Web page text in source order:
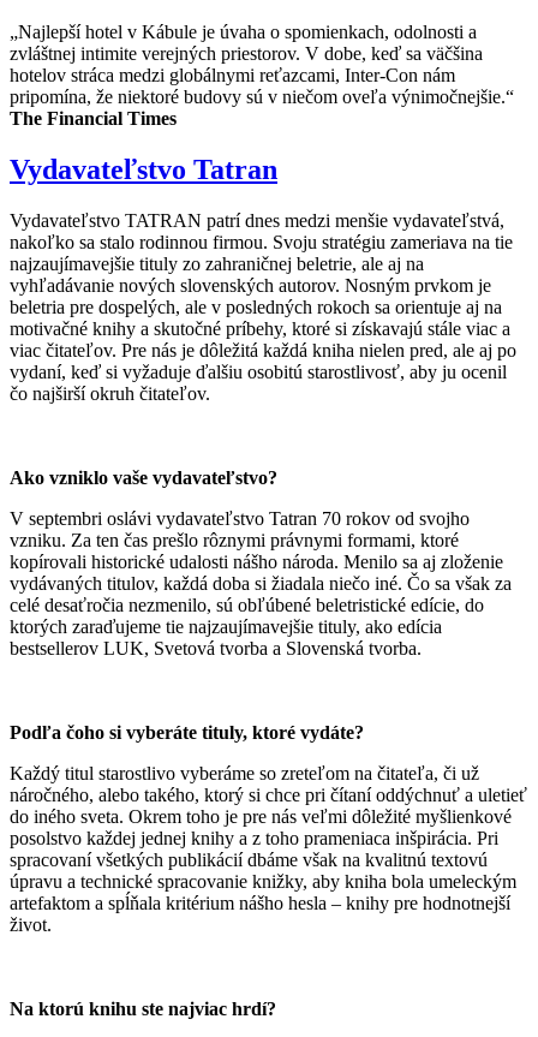
„Najlepší hotel v Kábule je úvaha o spomienkach, odolnosti a
zvláštnej intimite verejných priestorov. V dobe, keď sa väčšina
hotelov stráca medzi globálnymi reťazcami, Inter-Con nám
pripomína, že niektoré budovy sú v niečom oveľa výnimočnejšie.“
The Financial Times
Vydavateľstvo Tatran
Vydavateľstvo TATRAN patrí dnes medzi menšie vydavateľstvá,
nakoľko sa stalo rodinnou firmou. Svoju stratégiu zameriava na tie
najzaujímavejšie tituly zo zahraničnej beletrie, ale aj na
vyhľadávanie nových slovenských autorov. Nosným prvkom je
beletria pre dospelých, ale v posledných rokoch sa orientuje aj na
motivačné knihy a skutočné príbehy, ktoré si získavajú stále viac a
viac čitateľov. Pre nás je dôležitá každá kniha nielen pred, ale aj po
vydaní, keď si vyžaduje ďalšiu osobitú starostlivosť, aby ju ocenil
čo najširší okruh čitateľov.
Ako vzniklo vaše vydavateľstvo?
V septembri oslávi vydavateľstvo Tatran 70 rokov od svojho
vzniku. Za ten čas prešlo rôznymi právnymi formami, ktoré
kopírovali historické udalosti nášho národa. Menilo sa aj zloženie
vydávaných titulov, každá doba si žiadala niečo iné. Čo sa však za
celé desaťročia nezmenilo, sú obľúbené beletristické edície, do
ktorých zaraďujeme tie najzaujímavejšie tituly, ako edícia
bestsellerov LUK, Svetová tvorba a Slovenská tvorba.
Podľa čoho si vyberáte tituly, ktoré vydáte?
Každý titul starostlivo vyberáme so zreteľom na čitateľa, či už
náročného, alebo takého, ktorý si chce pri čítaní oddýchnuť a uletieť
do iného sveta. Okrem toho je pre nás veľmi dôležité myšlienkové
posolstvo každej jednej knihy a z toho prameniaca inšpirácia. Pri
spracovaní všetkých publikácií dbáme však na kvalitnú textovú
úpravu a technické spracovanie knižky, aby kniha bola umeleckým
artefaktom a spĺňala kritérium nášho hesla – knihy pre hodnotnejší
život.
Na ktorú knihu ste najviac hrdí?